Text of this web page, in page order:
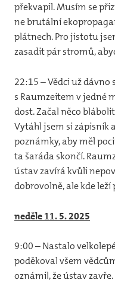
překvapil. Musím se
ne brutální
plátnech. Pro jistotu
zasadit pár stromů,
22:15 – Vědci už dávno
s Raumzeitem v jedné
dost. Začal něco
Vytáhl jsem si zápisník
poznámky, aby měl
ta šaráda skončí.
ústav zavírá kvůli
dobrovolně, ale kde
neděle 11. 5. 2025
9:00 – Nastalo
poděkoval všem
oznámil, že ústav